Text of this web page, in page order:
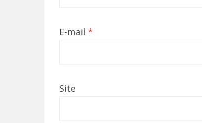
E-mail *
Site